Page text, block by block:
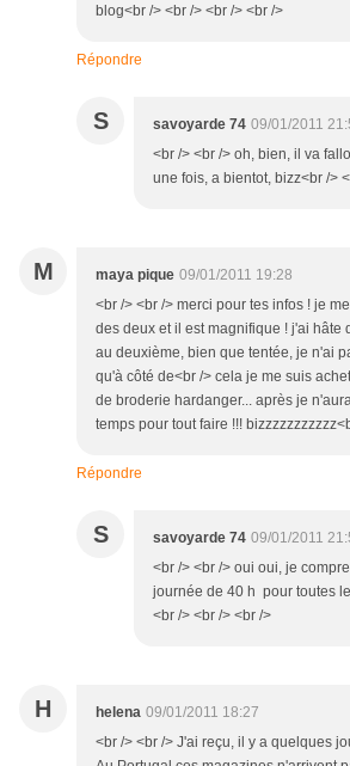
blog<br /> <br /> <br /> <br />
Répondre
S savoyarde 74 09/01/2011
<br /> <br /> oh, bien, il va
une fois, a bientot, bizz<br />
M maya pique 09/01/2011 19:28
<br /> <br /> merci pour tes infos ! je
des deux et il est magnifique ! j'ai hâte
au deuxième, bien que tentée, je n'ai
qu'à côté de<br /> cela je me suis
de broderie hardanger... après je
temps pour tout faire !!!
Répondre
S savoyarde 74 09/01/2011
<br /> <br /> oui oui, je
journée de 40 h pour toutes
<br /> <br /> <br />
H helena 09/01/2011 18:27
<br /> <br /> J'ai reçu, il y a quelques